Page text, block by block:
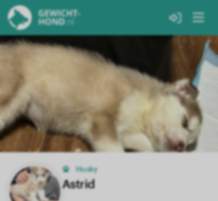
Husky
Astrid